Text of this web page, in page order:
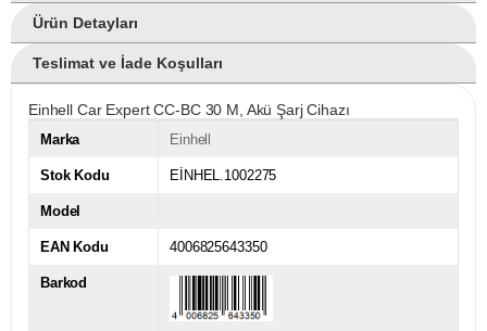
Ürün Detayları
Teslimat ve İade Koşulları
Einhell Car Expert CC-BC 30 M, Akü Şarj Cihazı
Marka Einhell
Stok Kodu EİNHEL.1002275
Model
EAN Kodu 4006825643350
Barkod